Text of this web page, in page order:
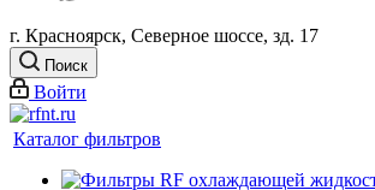
г. Красноярск, Северное шоссе, зд. 17
Поиск
Войти
Каталог фильтров